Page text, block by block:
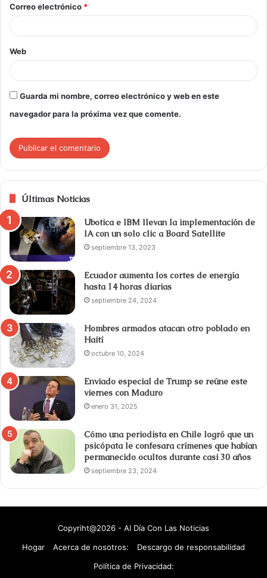
Correo electrónico *
Web
Guarda mi nombre, correo electrónico y web en este
navegador para la próxima vez que comente.
Últimas Noticias
Ubotica e IBM llevan la implementación de
IA con un solo clic a Board Satellite
septiembre 13, 2023
Ecuador aumenta los cortes de energía
hasta 14 horas diarias
septiembre 24, 2024
Hombres armados atacan otro poblado en
Haití
octubre 10, 2024
Enviado especial de Trump se reúne este
viernes con Maduro
enero 31, 2025
Cómo una periodista en Chile logró que un
psicópata le confesara crímenes que habían
permanecido ocultos durante casi 30 años
septiembre 23, 2024
Copyriht@2026 - Al Día Con Las Noticias
Hogar
Acerca de nosotros:
Descargo de responsabilidad
Política de Privacidad: